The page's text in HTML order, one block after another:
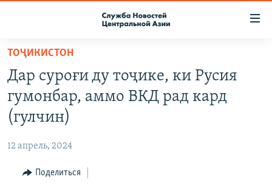
Вернуться
основному
содержанию
Вернутся
главной
навигации
Вернутся
ПОДПИСКА
КОНТАКТЫ
НАСТОЯЩЕЕ ВРЕМЯ
МИГРАНТ МЕДИА
ТОҶИКИСТОН
Дар суроғи ду тоҷике, ки Русия
гумонбар, аммо ВКД рад кард
(гулчин)
12 апрель, 2024
Поделиться